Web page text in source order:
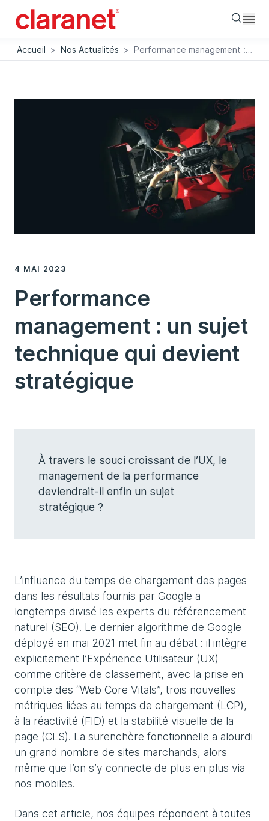
Accueil > Nos Actualités > Performance management : un sujet technique qui devient stratégique
4 MAI 2023
Performance
management : un sujet
technique qui devient
stratégique
À travers le souci croissant de l’UX, le
management de la performance
deviendrait-il enfin un sujet
stratégique ?
L’influence du temps de chargement des pages
dans les résultats fournis par Google a
longtemps divisé les experts du référencement
naturel (SEO). Le dernier algorithme de Google
déployé en mai 2021 met fin au débat : il intègre
explicitement l’Expérience Utilisateur (UX)
comme critère de classement, avec la prise en
compte des “Web Core Vitals”, trois nouvelles
métriques liées au temps de chargement (LCP),
à la réactivité (FID) et la stabilité visuelle de la
page (CLS). La surenchère fonctionnelle a alourdi
un grand nombre de sites marchands, alors
même que l’on s’y connecte de plus en plus via
nos mobiles.
Dans cet article, nos équipes répondent à toutes